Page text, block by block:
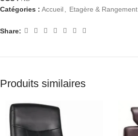
Catégories : Accueil, Etagère & Rangement
Share:
Produits similaires